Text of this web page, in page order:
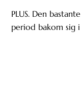
PLUS. Den
period bakom sig